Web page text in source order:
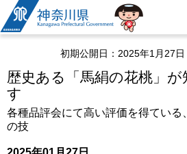
神奈川県
初期公開日：2025年1月27日
歴史ある「馬絹の花桃」が
す
各種品評会にて高い評価を得ている
の技